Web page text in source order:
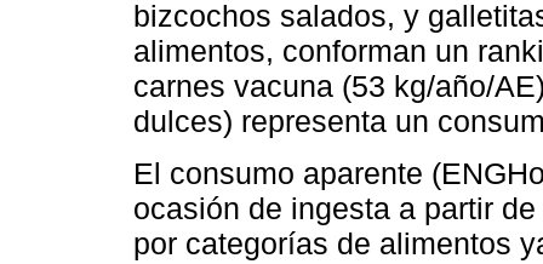
bizcochos salados, y
alimentos, conforman un
carnes vacuna (53 kg/año/
dulces) representa un
El consumo aparente
ocasión de ingesta a partir
por categorías de alimentos